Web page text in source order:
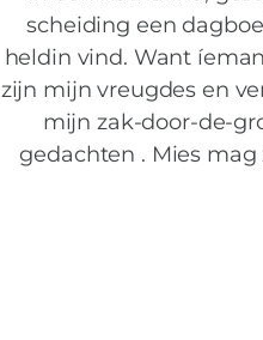
scheiding een
heldin vind. Want
zijn mijn vreugdes en
mijn zak-door-de-
gedachten . Mies